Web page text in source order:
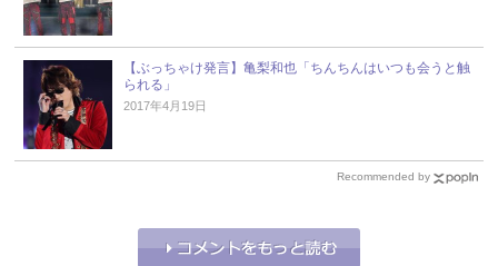
【ぶっちゃけ発言】亀梨和也「ちんちんはいつも会うと触
られる」
2017年4月19日
Recommended by